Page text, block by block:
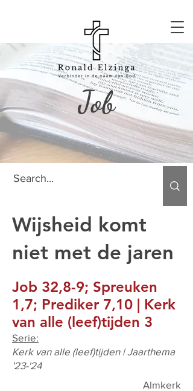
Job
Wijsheid komt
niet met de jaren
Job 32,8-9; Spreuken
1,7; Prediker 7,10 | Kerk
van alle (leef)tijden 3
Serie:
Kerk van alle (leef)tijden | Jaarthema
'23-'24
Almkerk